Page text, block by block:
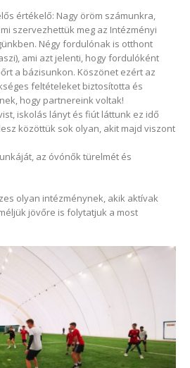
értékelő: Nagy öröm számunkra,
szervezhettük meg az Intézményi
Négy fordulónak is otthont
ami azt jelenti, hogy fordulóként
a bázisunkon. Köszönet ezért az
feltételeket biztosította és
hogy partnereink voltak!
iskolás lányt és fiút láttunk ez idő
közöttük sok olyan, akit majd viszont
az óvónők türelmét és
olyan intézménynek, akik aktívak
jövőre is folytatjuk a most